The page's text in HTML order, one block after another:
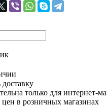
доставку
только для интернет-
цен в розничных магазинах